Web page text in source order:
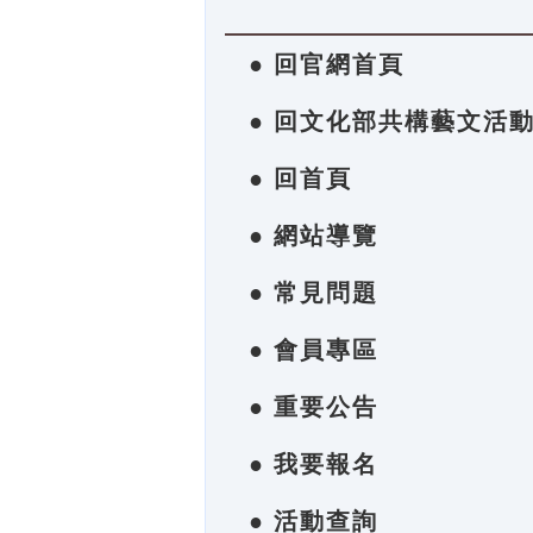
● 回官網首頁
● 回文化部共構藝文活
● 回首頁
● 網站導覽
● 常見問題
● 會員專區
● 重要公告
● 我要報名
● 活動查詢